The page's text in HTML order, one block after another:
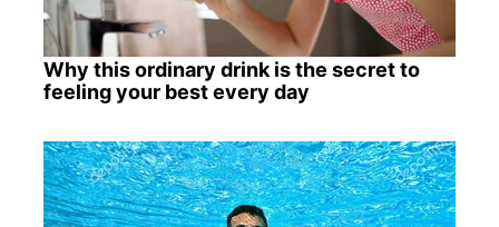
Why this ordinary drink is the secret to
feeling your best every day